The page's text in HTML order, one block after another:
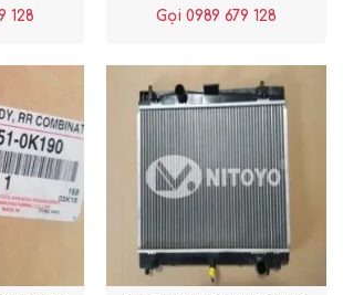
128
Gọi 0989 679 128